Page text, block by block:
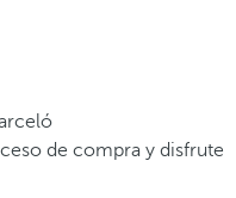
de compra y disfrute